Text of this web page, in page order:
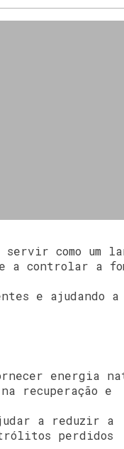
como um
a controlar a
e ajudando a
energia
recuperação e
a reduzir a
perdidos